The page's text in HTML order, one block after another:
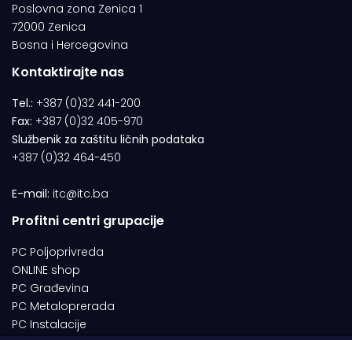
Poslovna zona Zenica 1
72000 Zenica
Bosna i Hercegovina
Kontaktirajte nas
Tel.: +387 (0)32 441-200
Fax: +387 (0)32 405-970
Službenik za zaštitu ličnih podataka
+387 (0)32 464-450
E-mail: itc@itc.ba
Profitni centri grupacije
PC Poljoprivreda
ONLINE shop
PC Građevina
PC Metaloprerada
PC Instalacije